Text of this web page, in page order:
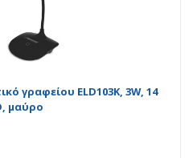
γραφείου ELD103K, 3W, 14
μαύρο